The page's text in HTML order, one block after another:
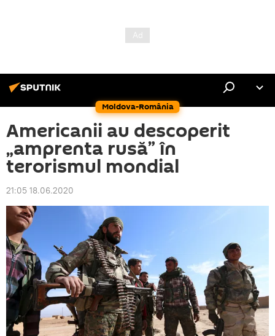
Moldova-România
Americanii au descoperit
„amprenta rusă” în
terorismul mondial
21:05 18.06.2020